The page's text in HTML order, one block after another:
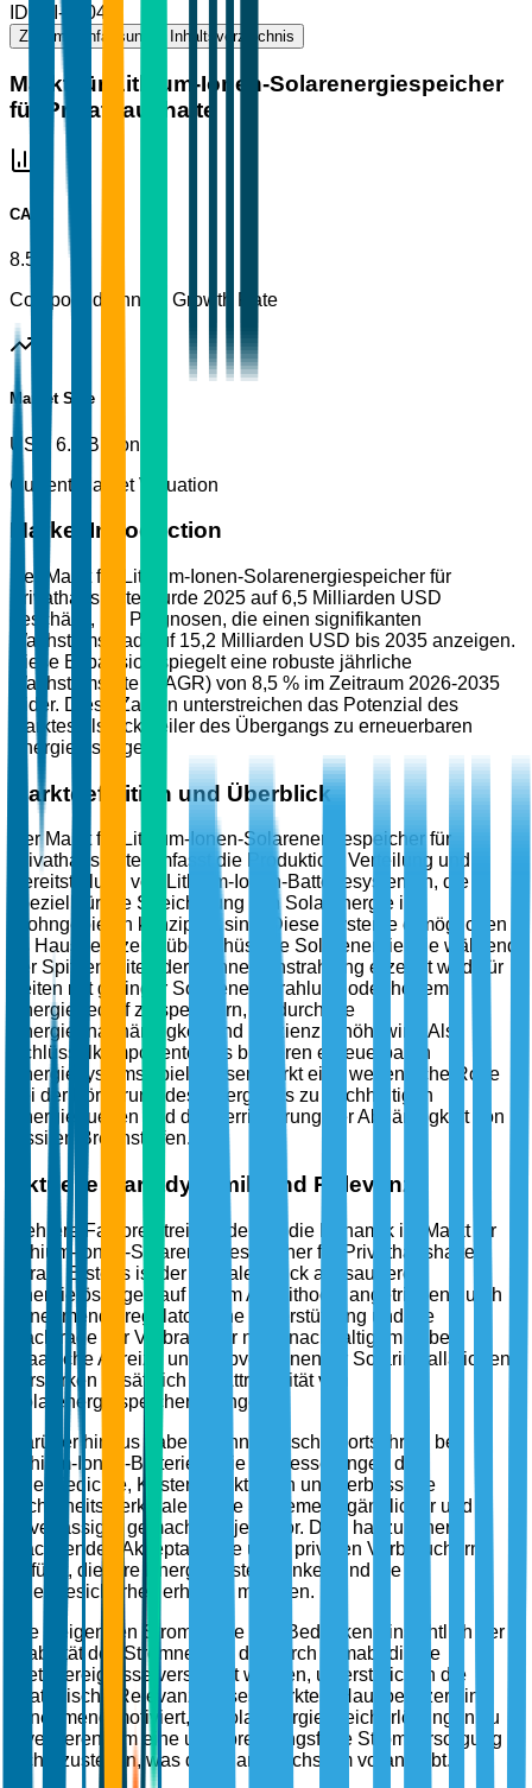
ID TBI-83049
Zusammenfassung Inhaltsverzeichnis
Markt für Lithium-Ionen-Solarenergiespeicher
für Privathaushalte
CAGR
8.5%
Compound Annual Growth Rate
Market Size
USD 6.5 Billion
Current Market Valuation
Market Introduction
Der Markt für Lithium-Ionen-Solarenergiespeicher für
Privathaushalte wurde 2025 auf 6,5 Milliarden USD
geschätzt, mit Prognosen, die einen signifikanten
Wachstumspfad auf 15,2 Milliarden USD bis 2035 anzeigen.
Diese Expansion spiegelt eine robuste jährliche
Wachstumsrate (CAGR) von 8,5 % im Zeitraum 2026-2035
wider. Diese Zahlen unterstreichen das Potenzial des
Marktes als Eckpfeiler des Übergangs zu erneuerbaren
Energielösungen.
Marktdefinition und Überblick
Der Markt für Lithium-Ionen-Solarenergiespeicher für
Privathaushalte umfasst die Produktion, Verteilung und
Bereitstellung von Lithium-Ionen-Batteriesystemen, die
speziell für die Speicherung von Solarenergie in
Wohngebieten konzipiert sind. Diese Systeme ermöglichen
es Hausbesitzern, überschüssige Solarenergie, die während
der Spitzenzeiten der Sonneneinstrahlung erzeugt wird, für
Zeiten mit geringer Sonneneinstrahlung oder hohem
Energiebedarf zu speichern, wodurch die
Energieunabhängigkeit und Effizienz erhöht wird. Als
Schlüsselkomponente des breiteren erneuerbaren
Energiesystems spielt dieser Markt eine wesentliche Rolle
bei der Förderung des Übergangs zu nachhaltigen
Energiequellen und der Verringerung der Abhängigkeit von
fossilen Brennstoffen.
Aktuelle Marktdynamik und Relevanz
Mehrere Faktoren treiben derzeit die Dynamik im Markt für
Lithium-Ionen-Solarenergiespeicher für Privathaushalte
voran. Erstens ist der globale Druck auf saubere
Energielösungen auf einem Allzeithoch, angetrieben durch
zunehmende regulatorische Unterstützung und die
Nachfrage der Verbraucher nach nachhaltigem Leben.
Staatliche Anreize und Subventionen für Solarinstallationen
verstärken zusätzlich die Attraktivität von
Solarenergiespeicherlösungen.
Darüber hinaus haben technologische Fortschritte bei
Lithium-Ionen-Batterien, wie Verbesserungen der
Energiedichte, Kostenreduktionen und verbesserte
Sicherheitsmerkmale, diese Systeme zugänglicher und
zuverlässiger gemacht als je zuvor. Dies hat zu einer
wachsenden Akzeptanzrate unter privaten Verbrauchern
geführt, die ihre Energiekosten senken und die
Energiesicherheit erhöhen möchten.
Die steigenden Strompreise und Bedenken hinsichtlich der
Stabilität des Stromnetzes, die durch klimabedingte
Wetterereignisse verschärft werden, unterstreichen die
strategische Relevanz dieses Marktes. Hausbesitzer sind
zunehmend motiviert, in Solarenergiespeicherlösungen zu
investieren, um eine unterbrechungsfreie Stromversorgung
sicherzustellen, was das Marktwachstum vorantreibt.